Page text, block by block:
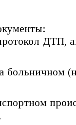
ДТП,